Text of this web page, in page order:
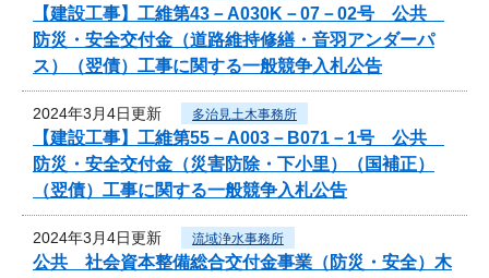
【建設工事】工維第43－A030K－07－02号 公共
防災・安全交付金（道路維持修繕・音羽アンダーパ
ス）（翌債）工事に関する一般競争入札公告
2024年3月4日更新 多治見土木事務所
【建設工事】工維第55－A003－B071－1号 公共
防災・安全交付金（災害防除・下小里）（国補正）
（翌債）工事に関する一般競争入札公告
2024年3月4日更新 流域浄水事務所
公共 社会資本整備総合交付金事業（防災・安全）木